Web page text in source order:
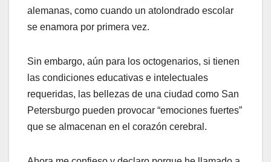
alemanas, como cuando un atolondrado escolar
se enamora por primera vez.
Sin embargo, aún para los octogenarios, si tienen
las condiciones educativas e intelectuales
requeridas, las bellezas de una ciudad como San
Petersburgo pueden provocar “emociones fuertes”
que se almacenan en el corazón cerebral.